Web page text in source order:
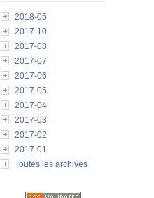
2018-05
2017-10
2017-08
2017-07
2017-06
2017-05
2017-04
2017-03
2017-02
2017-01
Toutes les archives